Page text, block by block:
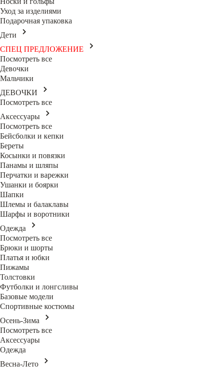
Уход за изделиями
Подарочная упаковка
Дети
СПЕЦ ПРЕДЛОЖЕНИЕ
Посмотреть все
Девочки
Мальчики
ДЕВОЧКИ
Посмотреть все
Аксессуары
Посмотреть все
Бейсболки и кепки
Береты
Косынки и повязки
Панамы и шляпы
Перчатки и варежки
Ушанки и боярки
Шапки
Шлемы и балаклавы
Шарфы и воротники
Одежда
Посмотреть все
Брюки и шорты
Платья и юбки
Пижамы
Толстовки
Футболки и лонгсливы
Базовые модели
Спортивные костюмы
Осень-Зима
Посмотреть все
Аксессуары
Одежда
Весна-Лето